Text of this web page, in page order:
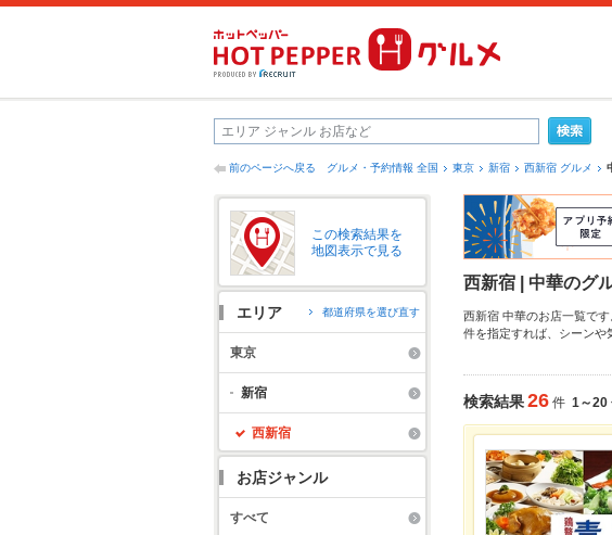
前のページへ戻る グルメ・予約情報 全国 東京 新宿 西新宿 グルメ
この検索結果を
地図表示で見る
エリア 都道府県を選び直す
東京
新宿
西新宿
お店ジャンル
すべて
西新宿 | 中華のグ
西新宿 中華のお店一覧で
件を指定すれば、シーンや
検索結果26 件 1～20